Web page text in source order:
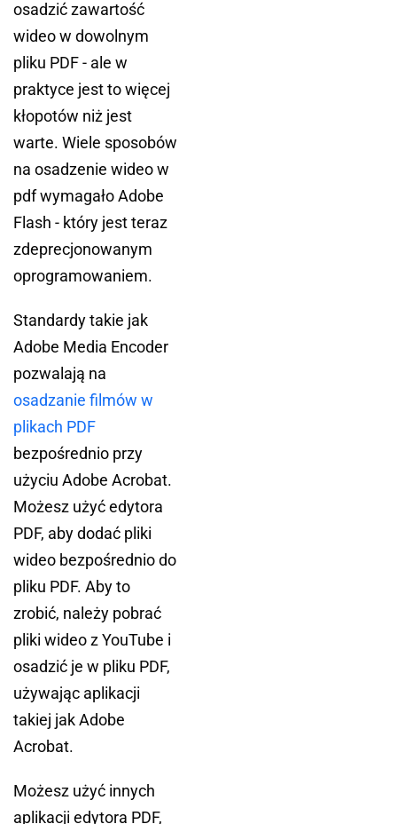
osadzić zawartość
wideo w dowolnym
pliku PDF - ale w
praktyce jest to więcej
kłopotów niż jest
warte. Wiele sposobów
na osadzenie wideo w
pdf wymagało Adobe
Flash - który jest teraz
zdeprecjonowanym
oprogramowaniem.
Standardy takie jak
Adobe Media Encoder
pozwalają na
osadzanie filmów w
plikach PDF
bezpośrednio przy
użyciu Adobe Acrobat.
Możesz użyć edytora
PDF, aby dodać pliki
wideo bezpośrednio do
pliku PDF. Aby to
zrobić, należy pobrać
pliki wideo z YouTube i
osadzić je w pliku PDF,
używając aplikacji
takiej jak Adobe
Acrobat.
Możesz użyć innych
aplikacji edytora PDF,